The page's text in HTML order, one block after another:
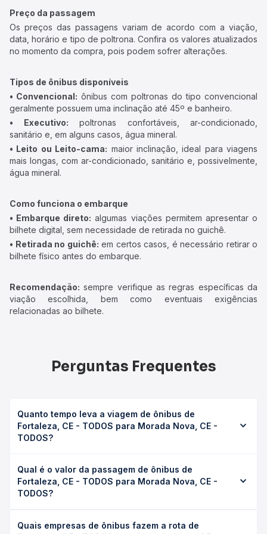
Preço da passagem
Os preços das passagens variam de acordo com a viação,
data, horário e tipo de poltrona. Confira os valores atualizados
no momento da compra, pois podem sofrer alterações.
Tipos de ônibus disponíveis
• Convencional: ônibus com poltronas do tipo convencional
geralmente possuem uma inclinação até 45º e banheiro.
• Executivo: poltronas confortáveis, ar-condicionado,
sanitário e, em alguns casos, água mineral.
• Leito ou Leito-cama: maior inclinação, ideal para viagens
mais longas, com ar-condicionado, sanitário e, possivelmente,
água mineral.
Como funciona o embarque
• Embarque direto: algumas viações permitem apresentar o
bilhete digital, sem necessidade de retirada no guichê.
• Retirada no guichê: em certos casos, é necessário retirar o
bilhete físico antes do embarque.
Recomendação: sempre verifique as regras específicas da
viação escolhida, bem como eventuais exigências
relacionadas ao bilhete.
Perguntas Frequentes
Quanto tempo leva a viagem de ônibus de
Fortaleza, CE - TODOS para Morada Nova, CE -
TODOS?
Morada Nova, CE - TODOS leva em média 3h 49min,
podendo variar conforme a viação, o tipo de serviço
(convencional, executivo ou leito) e as condições de
desejada.
Qual é o valor da passagem de ônibus de
Fortaleza, CE - TODOS para Morada Nova, CE -
TODOS?
TODOS para Morada Nova, CE - TODOS custa em média
Quais empresas de ônibus fazem a rota de